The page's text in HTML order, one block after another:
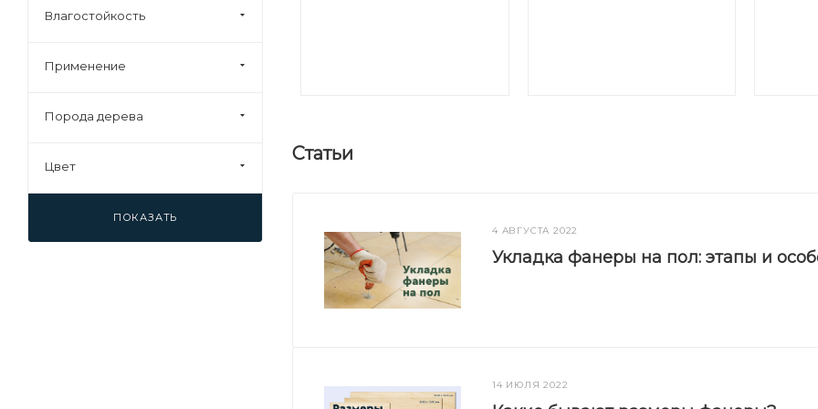
Статьи
4 АВГУСТА 2022
Укладка фанеры на пол: этапы и
14 ИЮЛЯ 2022
37 (0)
45 (0)
Влагостойкость
Применение
Порода дерева
Цвет
ПОКАЗАТЬ